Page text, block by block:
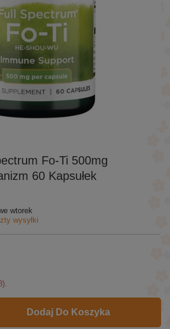
Fo-Ti 500mg
60 Kapsułek
wtorek
wysyłki
).
Dodaj Do Koszyka